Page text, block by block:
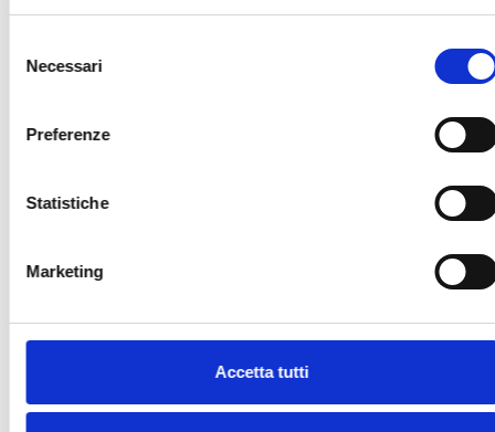
delNecessari
Preferenze
Statistiche
Marketing
Accetta tutti
DÉCOUPÉ
Frequently Asked Questions – BOTTA